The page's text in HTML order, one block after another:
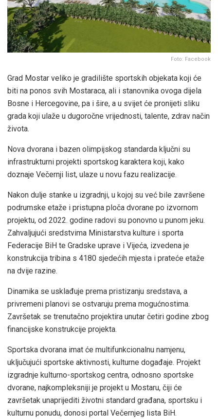
Foto: Facebook
Grad Mostar veliko je gradilište sportskih objekata koji će
biti na ponos svih Mostaraca, ali i stanovnika ovoga dijela
Bosne i Hercegovine, pa i šire, a u svijet će pronijeti sliku
grada koji ulaže u dugoročne vrijednosti, talente, zdrav način
života.
Nova dvorana i bazen olimpijskog standarda ključni su
infrastrukturni projekti sportskog karaktera koji, kako
doznaje Večernji list, ulaze u novu fazu realizacije.
Nakon dulje stanke u izgradnji, u kojoj su već bile završene
podrumske etaže i pristupna ploča dvorane po izvornom
projektu, od 2022. godine radovi su ponovno u punom jeku.
Zahvaljujući sredstvima Ministarstva kulture i sporta
Federacije BiH te Gradske uprave i Vijeća, izvedena je
konstrukcija tribina s 4180 sjedećih mjesta i prateće etaže
na dvije razine.
Dinamika se usklađuje prema pristizanju sredstava, a
privremeni planovi se ostvaruju prema mogućnostima.
Završetak se trenutačno projektira unutar četiri godine zbog
financijske konstrukcije projekta.
Sportska dvorana imat će multifunkcionalnu namjenu,
uključujući sportske aktivnosti, kulturne događaje. Projekt
izgradnje kulturno-sportskog centra, odnosno sportske
dvorane, najkompleksniji je projekt u Mostaru, čiji će
završetak unaprijediti životni standard građana, sportsku i
kulturnu ponudu, donosi portal Večernjeg lista BiH.